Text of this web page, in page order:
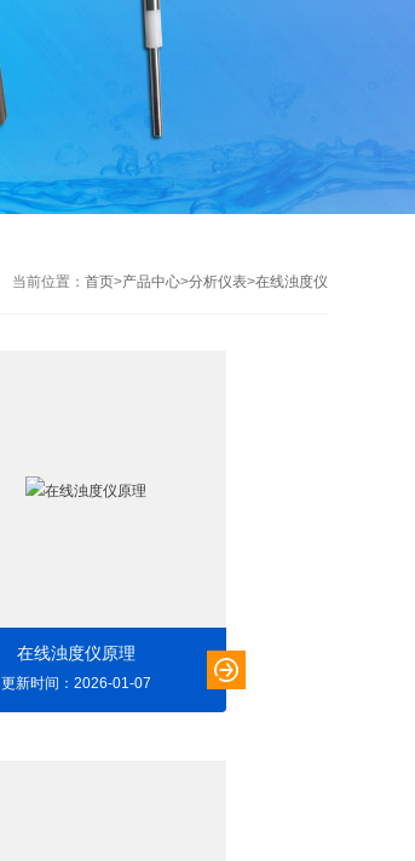
当前位置： 首页>产品中心>分析仪表>在线浊度仪
在线浊度仪原理
更新时间：2026-01-07